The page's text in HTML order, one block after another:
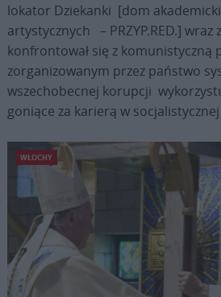
lokator Dziekanki [dom
artystycznych – PRZYP.RED.] wraz
konfrontował się z komunistyczną
zorganizowanym przez państwo
wszechobecnej korupcji
goniące za karierą w socjalistycznej
WŁOCHY